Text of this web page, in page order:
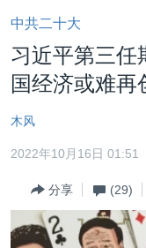
链
接
跳
内
容
到
导
中国
最新国际新闻
印太
分类新闻
经济·金融·贸易
美中关系
中共二十大
习近平第三任
国经济或难再
木风
2022年10月16日 01:51
分享 (29)